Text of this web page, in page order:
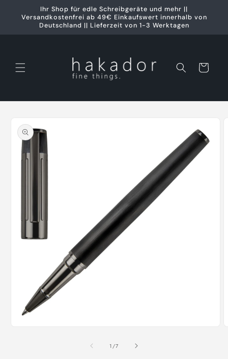
Inhalt
Ihr Shop für edle Schreibgeräte und mehr ||
Versandkostenfrei ab 49€ Einkaufswert innerhalb von
Deutschland || Lieferzeit von 1-3 Werktagen
Warenkorb
1 /von
7